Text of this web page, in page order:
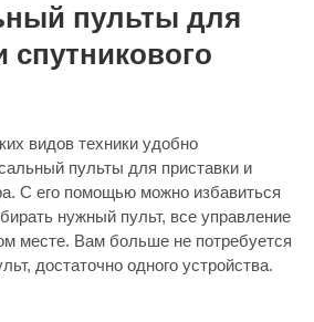
пульты для
спутникового
видов техники удобно
пульты для приставки и
С его помощью можно избавиться
нужный пульт, все управление
месте. Вам больше не потребуется
достаточно одного устройства.